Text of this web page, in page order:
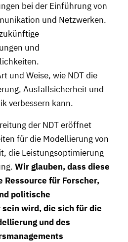
bei der Einführung von
und Netzwerken.
und
und Weise, wie NDT die
Ausfallsicherheit und
verbessern kann.
der NDT eröffnet
für die Modellierung von
die Leistungsoptimierung
Wir glauben, dass diese
für Forscher,
politische
wird, die sich für die
und des